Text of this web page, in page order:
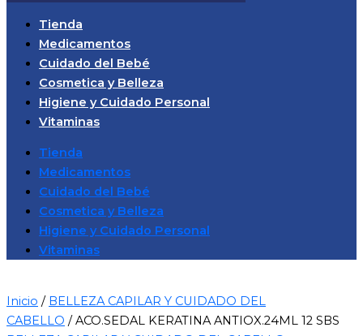
Tienda
Medicamentos
Cuidado del Bebé
Cosmetica y Belleza
Higiene y Cuidado Personal
Vitaminas
Tienda
Medicamentos
Cuidado del Bebé
Cosmetica y Belleza
Higiene y Cuidado Personal
Vitaminas
Inicio / BELLEZA CAPILAR Y CUIDADO DEL
CABELLO / ACO.SEDAL KERATINA ANTIOX.24ML 12 SBS